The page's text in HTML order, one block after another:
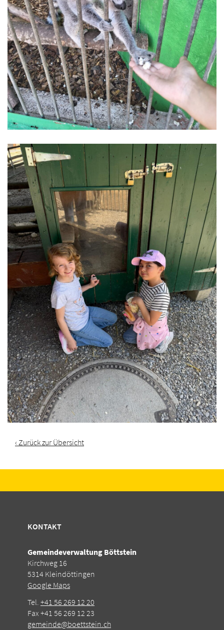
‹ Zurück zur Übersicht
KONTAKT
Gemeindeverwaltung Böttstein
Kirchweg 16
5314 Kleindöttingen
Google Maps
Tel. +41 56 269 12 20
Fax +41 56 269 12 23
gemeinde@boettstein.ch